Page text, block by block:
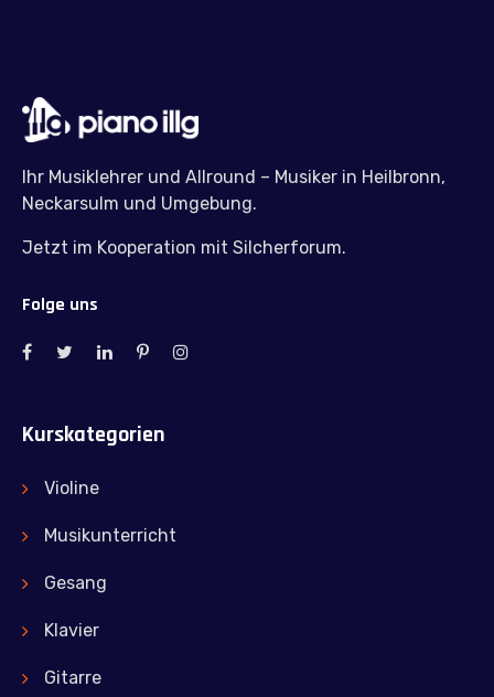
Ihr Musiklehrer und Allround – Musiker in Heilbronn,
Neckarsulm und Umgebung.
Jetzt im Kooperation mit Silcherforum.
Folge uns
Kurskategorien
Violine
Musikunterricht
Gesang
Klavier
Gitarre